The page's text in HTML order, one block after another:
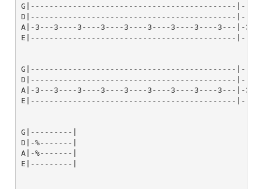
G|--------------------------------------------
D|--------------------------------------------
A|-3---3----3----3----3----3----3----3----3---|-
E|--------------------------------------------
G|--------------------------------------------
D|--------------------------------------------
A|-3---3----3----3----3----3----3----3----3---|-
E|--------------------------------------------
G|---------|
D|-%-------|
A|-%-------|
E|---------|